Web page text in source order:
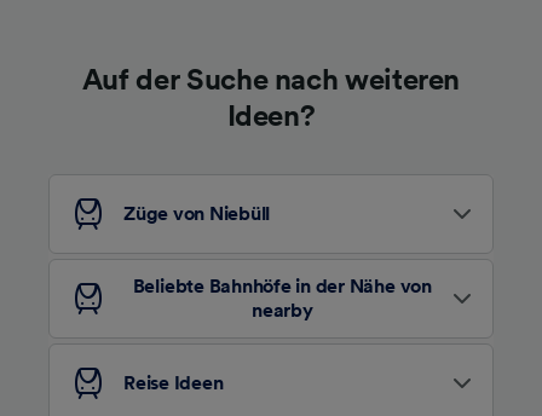
Auf der Suche nach weiteren
Ideen?
Züge von Niebüll
Beliebte Bahnhöfe in der Nähe von
nearby
Reise Ideen